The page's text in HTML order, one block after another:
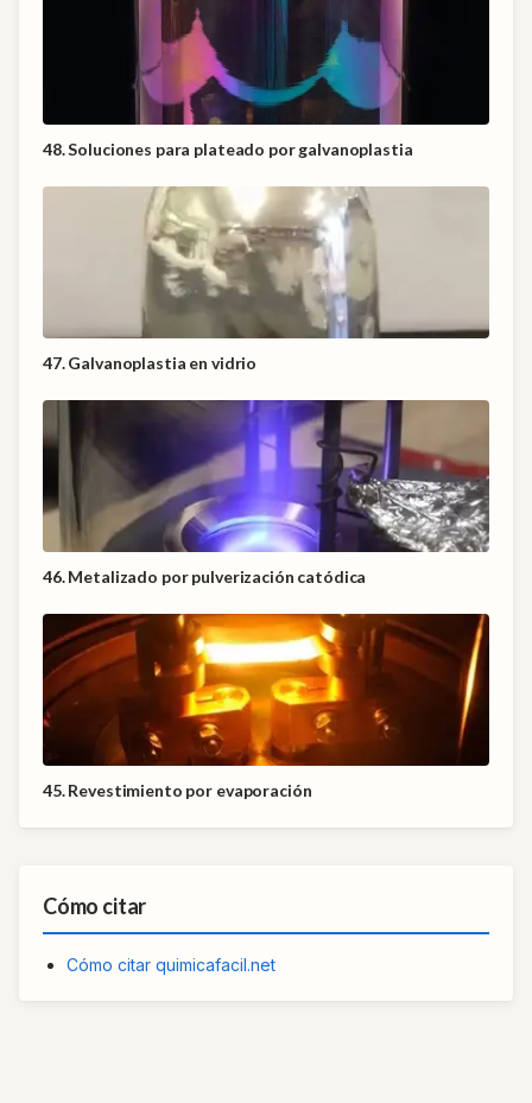
48. Soluciones para plateado por galvanoplastia
47. Galvanoplastia en vidrio
46. Metalizado por pulverización catódica
45. Revestimiento por evaporación
Cómo citar
Cómo citar quimicafacil.net